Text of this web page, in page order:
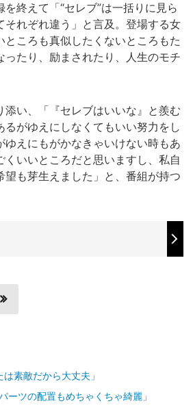
終えて「“セレブ”は一括りに見ら
れぞれ違う」と言及。登場する女
ころも真似したくないところもた
たり、励まされたり、人生のモチ
い、「『セレブはいいな』と羨む
がゆえにしなくてもいい努力をし
えにもがかなきゃいけない時もあ
いいところだと思いますし、私自
も芽生えました」と、番組が持つ
素敵だから大丈夫」
ーツの配置もめちゃくちゃ綺麗」